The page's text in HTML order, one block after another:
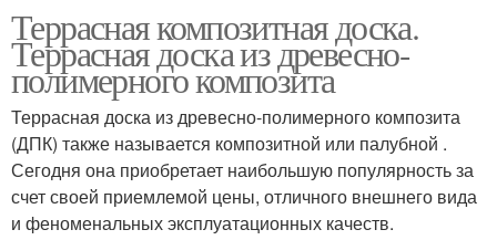
Террасная композитная доска.
Террасная доска из древесно-
полимерного композита
Террасная доска из древесно-полимерного композита
(ДПК) также называется композитной или палубной .
Сегодня она приобретает наибольшую популярность за
счет своей приемлемой цены, отличного внешнего вида
и феноменальных эксплуатационных качеств.